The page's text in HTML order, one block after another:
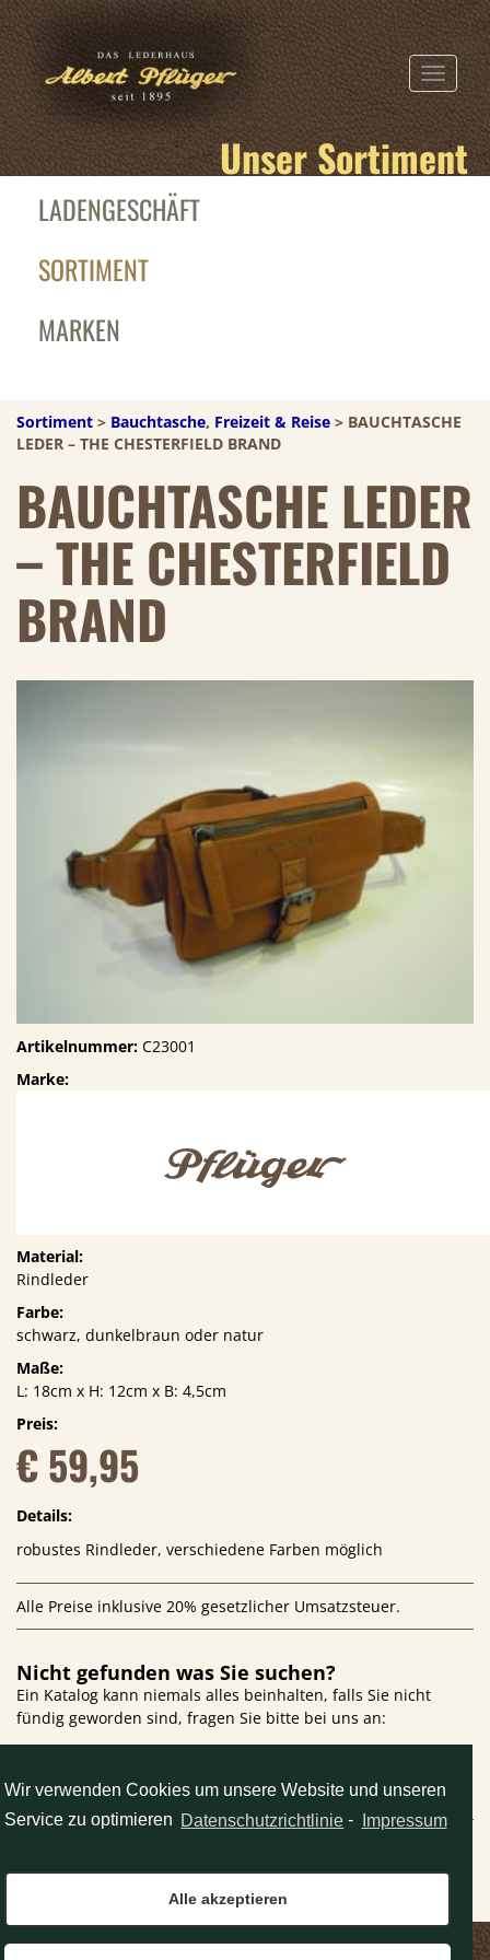
TOGGLE
Unser Sortiment
LADENGESCHÄFT
SORTIMENT
MARKEN
Sortiment > Bauchtasche, Freizeit & Reise > BAUCHTASCHE
LEDER – THE CHESTERFIELD BRAND
BAUCHTASCHE LEDER
– THE CHESTERFIELD
BRAND
Artikelnummer: C23001
Marke:
Material:
Rindleder
Farbe:
schwarz, dunkelbraun oder natur
Maße:
L: 18cm x H: 12cm x B: 4,5cm
Preis:
€ 59,95
Details:
robustes Rindleder, verschiedene Farben möglich
Alle Preise inklusive 20% gesetzlicher Umsatzsteuer.
Nicht gefunden was Sie suchen?
Ein Katalog kann niemals alles beinhalten, falls Sie nicht
fündig geworden sind, fragen Sie bitte bei uns an:
E-Mail:office@pflueger.at- oder - Telefon: +43 463 55687
unserem Ladengeschaftin der 10. Oktober Straße 8 und hier
die von uns geführten Marken.
Wir verwenden Cookies um unsere Website und unseren
Service zu optimieren Datenschutzrichtlinie - Impressum
Alle akzeptieren